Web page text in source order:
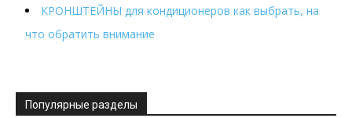
КРОНШТЕЙНЫ для кондиционеров как выбрать, на
что обратить внимание
Популярные разделы